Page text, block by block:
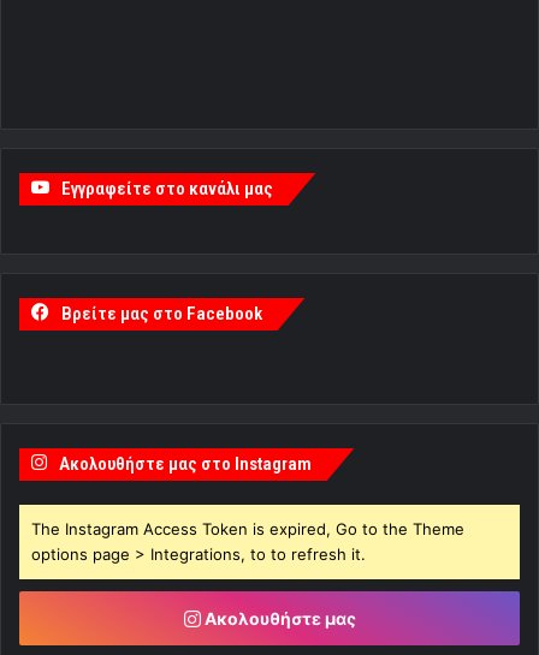
Εγγραφείτε στο κανάλι μας
Βρείτε μας στο Facebook
Ακολουθήστε μας στο Instagram
The Instagram Access Token is expired, Go to the Theme
options page > Integrations, to to refresh it.
Ακολουθήστε μας